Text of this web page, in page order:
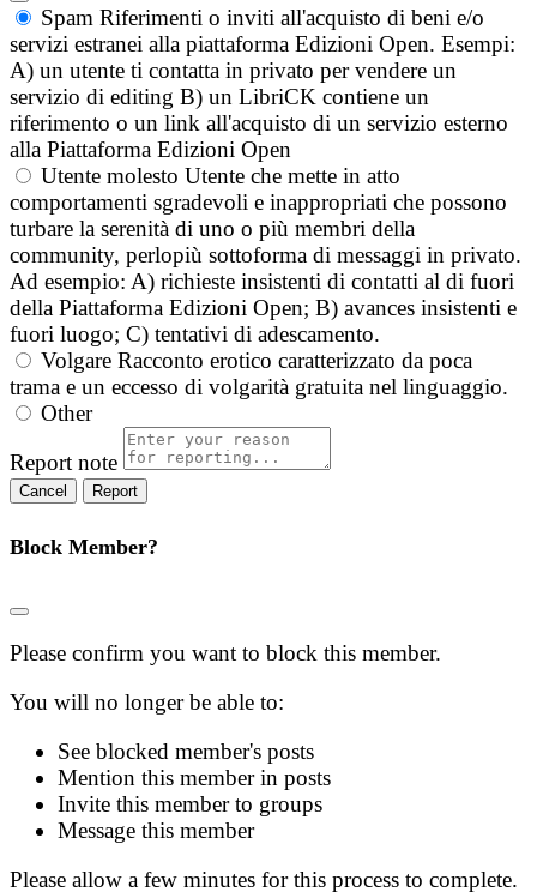
Spam Riferimenti o inviti all'acquisto di beni e/o
servizi estranei alla piattaforma Edizioni Open. Esempi:
A) un utente ti contatta in privato per vendere un
servizio di editing B) un LibriCK contiene un
riferimento o un link all'acquisto di un servizio esterno
alla Piattaforma Edizioni Open
Utente molesto Utente che mette in atto
comportamenti sgradevoli e inappropriati che possono
turbare la serenità di uno o più membri della
community, perlopiù sottoforma di messaggi in privato.
Ad esempio: A) richieste insistenti di contatti al di fuori
della Piattaforma Edizioni Open; B) avances insistenti e
fuori luogo; C) tentativi di adescamento.
Volgare Racconto erotico caratterizzato da poca
trama e un eccesso di volgarità gratuita nel linguaggio.
Other
Report note
Report
Block Member?
Please confirm you want to block this member.
You will no longer be able to:
See blocked member's posts
Mention this member in posts
Invite this member to groups
Message this member
Please allow a few minutes for this process to complete.